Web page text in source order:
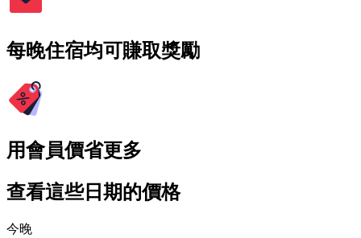
每晚住宿均可賺取獎勵
用會員價省更多
查看這些日期的價格
今晚